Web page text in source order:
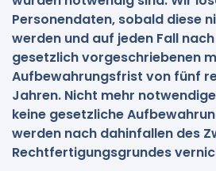
Personendaten, sobald diese
werden und auf jeden Fall
gesetzlich vorgeschriebenen
Aufbewahrungsfrist von fünf
Jahren. Nicht mehr
keine gesetzliche
werden nach dahinfallen des
Rechtfertigungsgrundes